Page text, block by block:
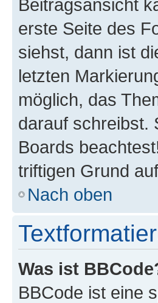
Beitragsansicht
erste Seite des
siehst, dann ist
letzten
möglich, das
darauf schreibst.
Boards
triftigen Grund
Nach oben
Was ist
BBCode ist eine